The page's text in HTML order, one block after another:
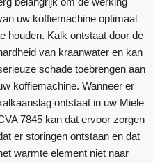
uw koffiemachine optimaal
houden. Kalk ontstaat door de
van kraanwater en kan
schade toebrengen aan
koffiemachine. Wanneer er
ontstaat in uw Miele
7845 kan dat ervoor zorgen
er storingen ontstaan en dat
warmte element niet naar